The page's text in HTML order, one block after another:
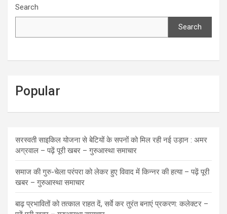
Search
Search
Popular
सरस्वती साइकिल योजना से बेटियों के सपनों को मिल रही नई उड़ान : अमर
अग्रवाल – पढ़ें पूरी खबर – गुरुआस्था समाचार
समाज की गुरु-चेला परंपरा को लेकर हुए विवाद में किन्नर की हत्या – पढ़ें पूरी
खबर – गुरुआस्था समाचार
बाढ़ प्रभावितों को तत्काल राहत दें, सर्वे कर तुरंत बनाएं प्रकरण: कलेक्टर –